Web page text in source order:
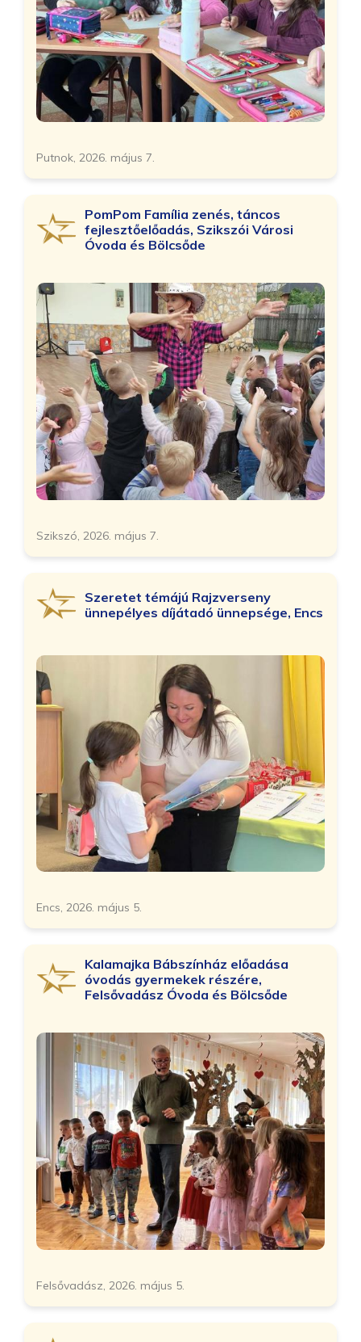
Putnok, 2026. május 7.
PomPom Família zenés, táncos
fejlesztőelőadás, Szikszói Városi
Óvoda és Bölcsőde
Szikszó, 2026. május 7.
Szeretet témájú Rajzverseny
ünnepélyes díjátadó ünnepsége, Encs
Encs, 2026. május 5.
Kalamajka Bábszínház előadása
óvodás gyermekek részére,
Felsővadász Óvoda és Bölcsőde
Felsővadász, 2026. május 5.